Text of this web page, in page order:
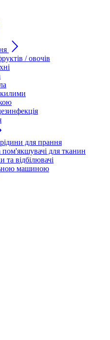
/ овочів
килими
для прання
пом'якшувачі для тканин
відбілювачі
машиною